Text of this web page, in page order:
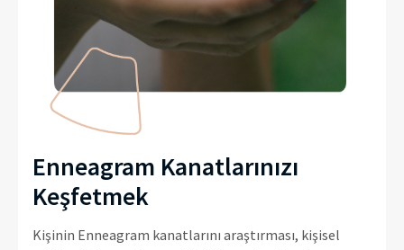
Enneagram Kanatlarınızı
Keşfetmek
Kişinin Enneagram kanatlarını araştırması, kişisel